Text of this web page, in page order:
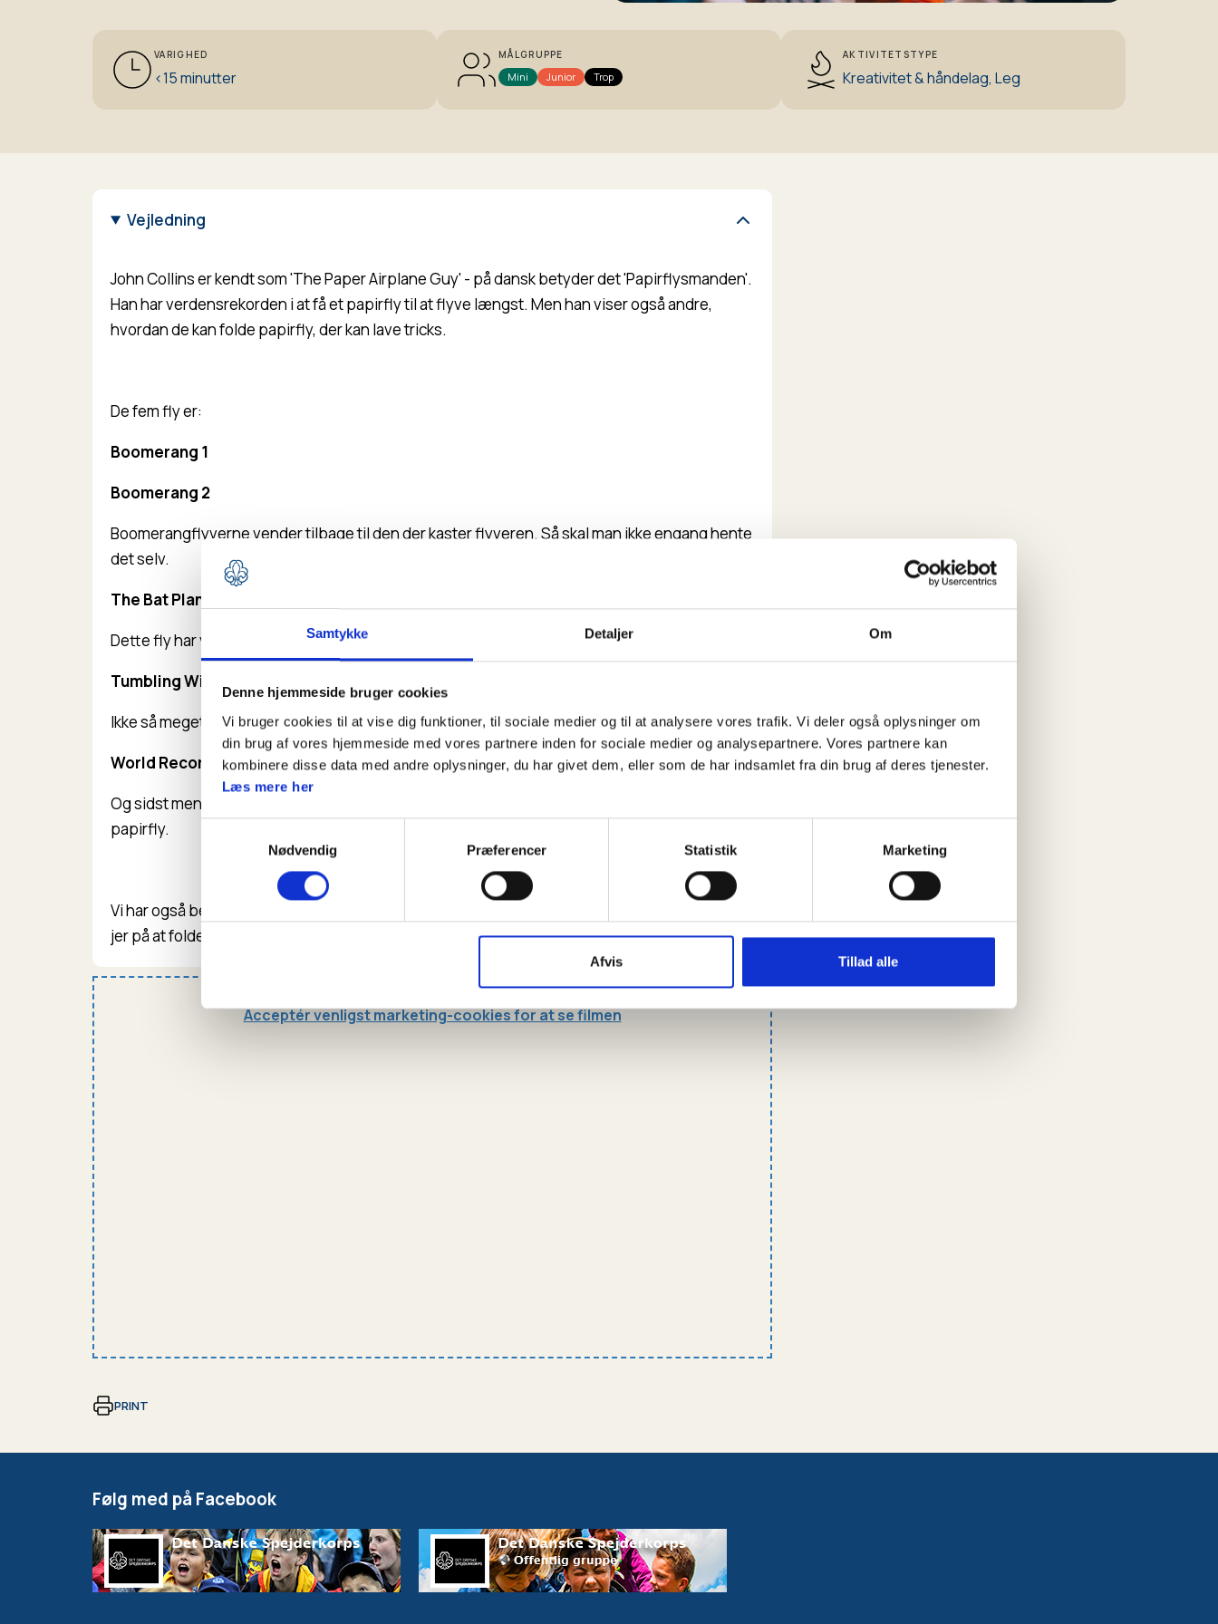
Samtykke Detaljer Om
Denne hjemmeside bruger cookies
Vi bruger cookies til at vise dig funktioner, til sociale medier og til at analysere vores trafik. Vi deler også oplysninger om
din brug af vores hjemmeside med vores partnere inden for sociale medier og analysepartnere. Vores partnere kan
kombinere disse data med andre oplysninger, du har givet dem, eller som de har indsamlet fra din brug af deres tjenester.
Læs mere her
Nødvendig
Præferencer Statistik Marketing
Afvis Tillad alle
VARIGHED
<15 minutter
MÅLGRUPPE
Mini Junior Trop
AKTIVITETSTYPE
Kreativitet & håndelag, Leg
Vejledning
John Collins er kendt som 'The Paper Airplane Guy' - på dansk betyder det 'Papirflysmanden'.
Han har verdensrekorden i at få et papirfly til at flyve længst. Men han viser også andre,
hvordan de kan folde papirfly, der kan lave tricks.
De fem fly er:
Boomerang 1
Boomerang 2
Boomerangflyverne vender tilbage til den der kaster flyveren. Så skal man ikke engang hente
det selv.
The Bat Plane
Dette fly har vinger som flapper, derfor ligner flyet en flagermus der flyver.
Tumbling Wing
Ikke så meget et fly, men mere et stykke papir du kan få til at dreje i luften.
World Record
Og sidst men ikke mindst, papirflyet som slog verdensrekorden for længste distance med et
papirfly.
Vi har også beskrevet, hvordan I starter ud med at lave
jer på at folde verdens bedste papirfly.
Acceptér venligst marketing-cookies for at se filmen
PRINT
Følg med på Facebook